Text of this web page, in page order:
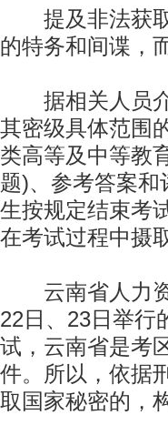
提及非法获取
的特务和间谍，
据相关人员介
其密级具体范围
类高等及中等教
题)、参考答案和
生按规定结束考
在考试过程中摄
云南省人力资
22日、23日举行
试，云南省是考
件。所以，依据
取国家秘密的，